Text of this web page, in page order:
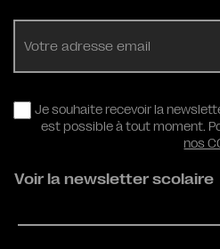
Je souhaite recevoir la
est possible à tout moment.
nos
Voir la newsletter scolaire